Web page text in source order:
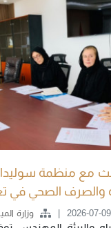
مع منظمة
والصرف الصحي في
2026-07-09 وزارة